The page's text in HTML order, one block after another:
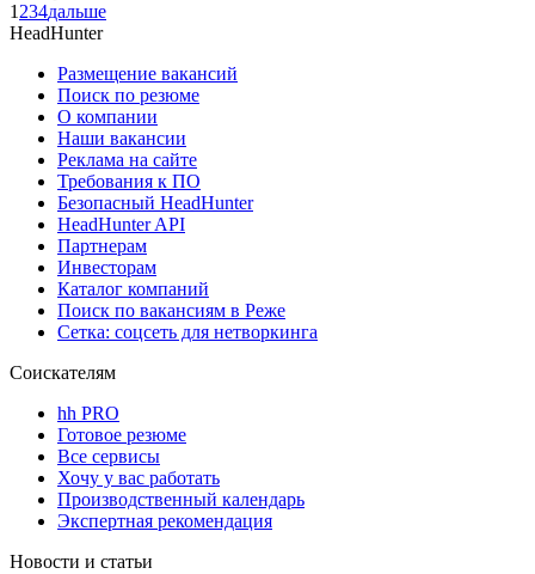
1 234дальше
HeadHunter
Размещение вакансий
Поиск по резюме
О компании
Наши вакансии
Реклама на сайте
Требования к ПО
Безопасный HeadHunter
HeadHunter API
Партнерам
Инвесторам
Каталог компаний
Поиск по вакансиям в Реже
Сетка: соцсеть для нетворкинга
Соискателям
hh PRO
Готовое резюме
Все сервисы
Хочу у вас работать
Производственный календарь
Экспертная рекомендация
Новости и статьи